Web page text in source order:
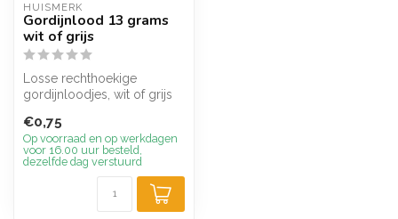
HUISMERK
Gordijnlood 13 grams
wit of grijs
Losse rechthoekige
gordijnloodjes, wit of grijs
€0,75
Op voorraad en op werkdagen
voor 16.00 uur besteld,
dezelfde dag verstuurd